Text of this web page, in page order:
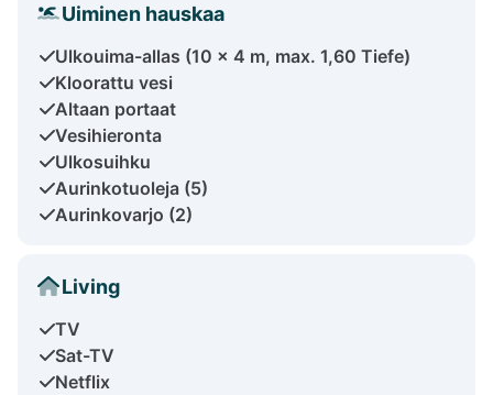
Uiminen hauskaa
Ulkouima-allas (10 x 4 m, max. 1,60 Tiefe)
Kloorattu vesi
Altaan portaat
Vesihieronta
Ulkosuihku
Aurinkotuoleja (5)
Aurinkovarjo (2)
Living
TV
Sat-TV
Netflix